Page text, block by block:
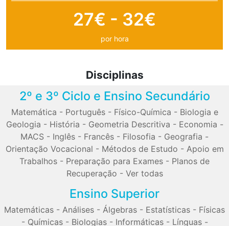
27€ - 32€
por hora
Disciplinas
2º e 3º Ciclo e Ensino Secundário
Matemática - Português- Físico-Química - Biologia e
Geologia - História - Geometria Descritiva - Economia -
MACS - Inglês - Francês - Filosofia - Geografia -
Orientação Vocacional - Métodos de Estudo - Apoio em
Trabalhos - Preparação para Exames - Planos de
Recuperação - Ver todas
Ensino Superior
Matemáticas - Análises - Álgebras - Estatísticas - Físicas
- Químicas- Biologias- Informáticas- Línguas-